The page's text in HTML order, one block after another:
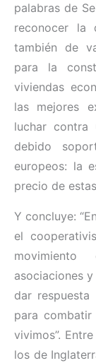
palabras de
reconocer la
también de
para la
viviendas
las mejores
luchar contra
debido
europeos: la
precio de
Y concluye:
el
asociaciones
dar
para
vivimos”.
los de